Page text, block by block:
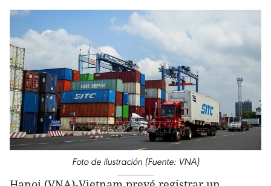
Foto de ilustración (Fuente: VNA)